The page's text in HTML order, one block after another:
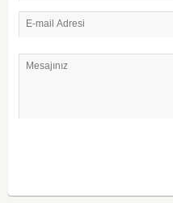
E-mail Adresi
Mesajınız